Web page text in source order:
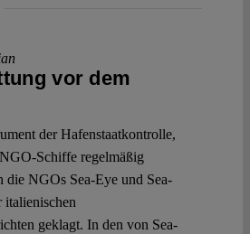
vor dem
der Hafenstaatkontrolle,
Schiffe regelmäßig
die NGOs Sea-Eye und Sea-
italienischen
geklagt. In den von Sea-